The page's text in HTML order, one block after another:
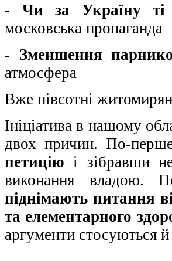
- Чи за Україну ті
московська пропаганда
- Зменшення
атмосфера
Вже півсотні
Ініціатива в нашому
двох причин. По-
петицію і зібравши
виконання владою.
піднімають питання
та елементарного
аргументи стосуються